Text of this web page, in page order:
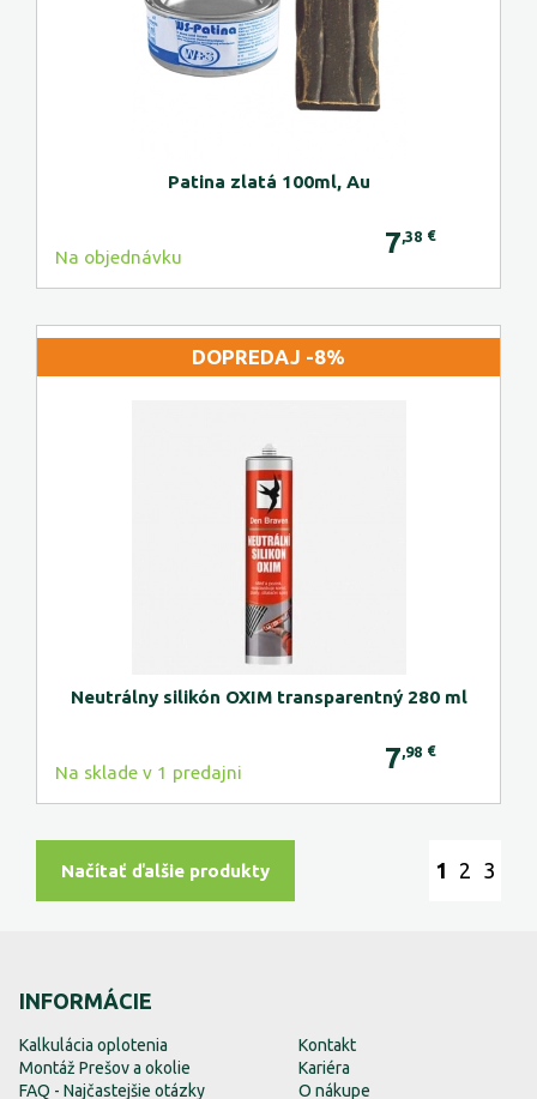
Patina zlatá 100ml, Au
Na objednávku 7 ,38 €
DOPREDAJ -8%
Neutrálny silikón OXIM transparentný 280 ml
Na sklade v 1 predajni 7 ,98 €
Načítať ďalšie produkty 1 2 3
INFORMÁCIE
Kalkulácia oplotenia
Montáž Prešov a okolie
FAQ - Najčastejšie otázky
Kontakt
Kariéra
O nákupe